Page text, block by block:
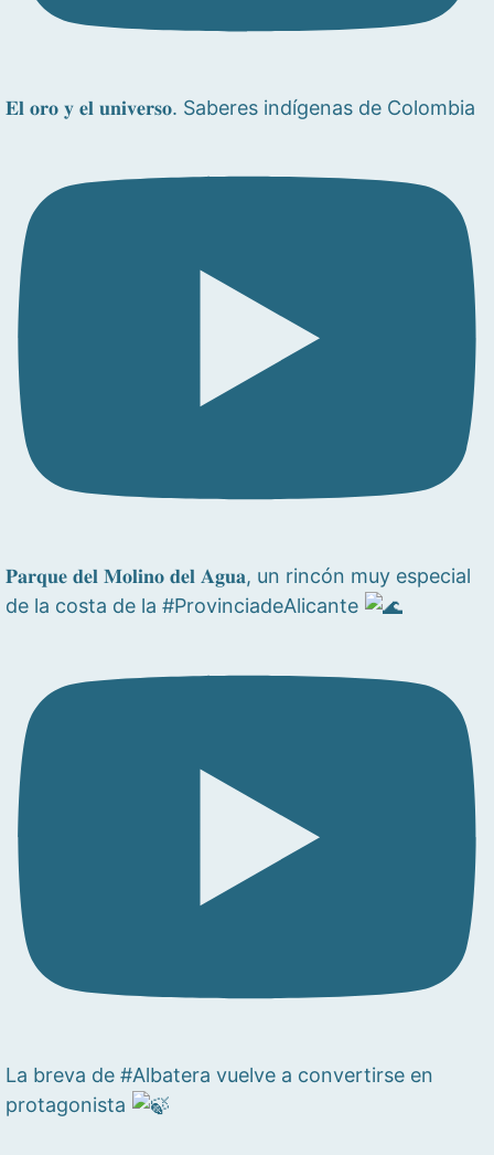
𝐄𝐥 𝐨𝐫𝐨 𝐲 𝐞𝐥 𝐮𝐧𝐢𝐯𝐞𝐫𝐬𝐨. Saberes indígenas de Colombia
𝐏𝐚𝐫𝐪𝐮𝐞 𝐝𝐞𝐥 𝐌𝐨𝐥𝐢𝐧𝐨 𝐝𝐞𝐥 𝐀𝐠𝐮𝐚, un rincón muy especial
de la costa de la #ProvinciadeAlicante
La breva de #Albatera vuelve a convertirse en
protagonista